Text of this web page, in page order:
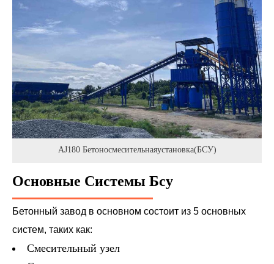
AJ180 Бетоносмесительнаяустановка(БСУ)
Основные Системы Бсу
Бетонный завод в основном состоит из 5 основных
систем, таких как:
Смесительный узел